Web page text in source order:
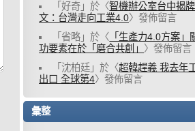
「好奇 」於〈智機辦公室台中揭
文：台灣走向工業4.0〉發佈留言
「 省略 」於〈 「生產力4.0方案」
功要素在於「磨合共創」 〉發佈留言
「 沈柏廷 」於〈超韓趕義 我去年
出口 全球第4〉發佈留言
彙整